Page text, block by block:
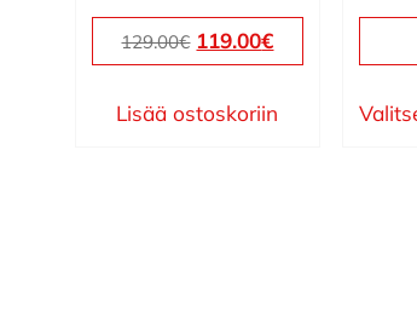
129.00€ Alkuperäinen
hinta
oli:
119.00€Nykyinen
hinta
on:
Lisää ostoskoriin